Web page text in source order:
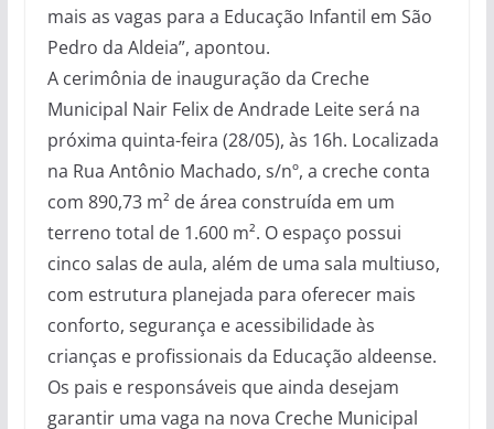
mais as vagas para a Educação Infantil em São
Pedro da Aldeia”, apontou.
A cerimônia de inauguração da Creche
Municipal Nair Felix de Andrade Leite será na
próxima quinta-feira (28/05), às 16h. Localizada
na Rua Antônio Machado, s/nº, a creche conta
com 890,73 m² de área construída em um
terreno total de 1.600 m². O espaço possui
cinco salas de aula, além de uma sala multiuso,
com estrutura planejada para oferecer mais
conforto, segurança e acessibilidade às
crianças e profissionais da Educação aldeense.
Os pais e responsáveis que ainda desejam
garantir uma vaga na nova Creche Municipal